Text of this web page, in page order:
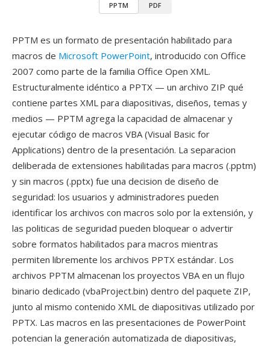
PPTM PDF
PPTM es un formato de presentación habilitado para
macros de Microsoft PowerPoint, introducido con Office
2007 como parte de la familia Office Open XML.
Estructuralmente idéntico a PPTX — un archivo ZIP qué
contiene partes XML para diapositivas, diseños, temas y
medios — PPTM agrega la capacidad de almacenar y
ejecutar código de macros VBA (Visual Basic for
Applications) dentro de la presentación. La separacion
deliberada de extensiones habilitadas para macros (.pptm)
y sin macros (.pptx) fue una decision de diseño de
seguridad: los usuarios y administradores pueden
identificar los archivos con macros solo por la extensión, y
las politicas de seguridad pueden bloquear o advertir
sobre formatos habilitados para macros mientras
permiten libremente los archivos PPTX estándar. Los
archivos PPTM almacenan los proyectos VBA en un flujo
binario dedicado (vbaProject.bin) dentro del paquete ZIP,
junto al mismo contenido XML de diapositivas utilizado por
PPTX. Las macros en las presentaciones de PowerPoint
potencian la generación automatizada de diapositivas,